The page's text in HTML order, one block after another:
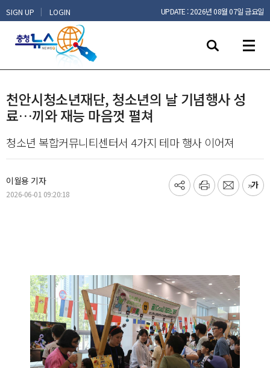
SIGN UP | LOGIN UPDATE : 2026년 08월 07일 금요일
천안시청소년재단, 청소년의 날 기념행사 성
료…끼와 재능 마음껏 펼쳐
청소년 복합커뮤니티센터서 4가지 테마 행사 이어져
이월용 기자
2026-06-01 09:20:18
기
프
메
글